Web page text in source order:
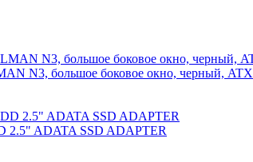
N3, большое боковое окно, черный, ATX
2.5" ADATA SSD ADAPTER